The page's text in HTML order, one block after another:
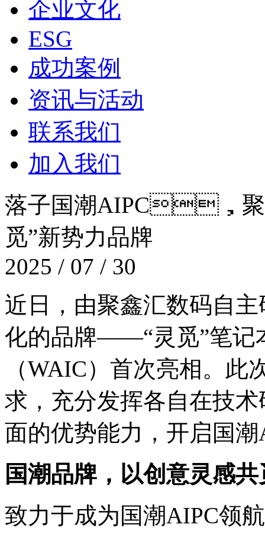
企业文化
ESG
成功案例
资讯与活动
联系我们
加入我们
落子国潮AIPC，聚
觅”新势力品牌
2025 / 07 / 30
近日，由聚鑫汇数码自
化的品牌——“灵觅”笔记
（WAIC）首次亮相。
求，充分发挥各自在技
面的优势能力，开启国
国潮品牌，以创意灵感
致力于成为国潮AIPC领航